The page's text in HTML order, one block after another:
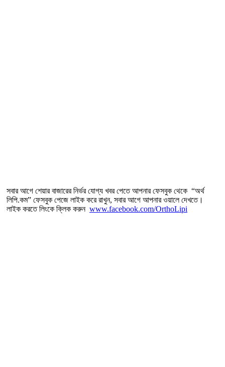
সবার আগে শেয়ার বাজারের নির্ভর যোগ্য খবর পেতে আপনার ফেসবুক থেকে “অর্থ
লিপি.কম” ফেসবুক পেজে লাইক করে রাখুন, সবার আগে আপনার ওয়ালে দেখতে।
লাইক করতে লিংকে ক্লিক করুন www.facebook.com/OrthoLipi